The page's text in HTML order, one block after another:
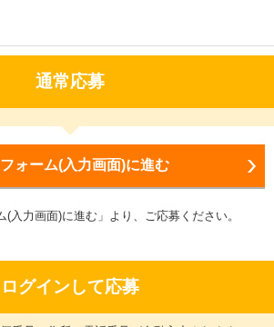
通常応募
ォーム(入力画面)に進む
(入力画面)に進む」より、ご応募ください。
ログインして応募